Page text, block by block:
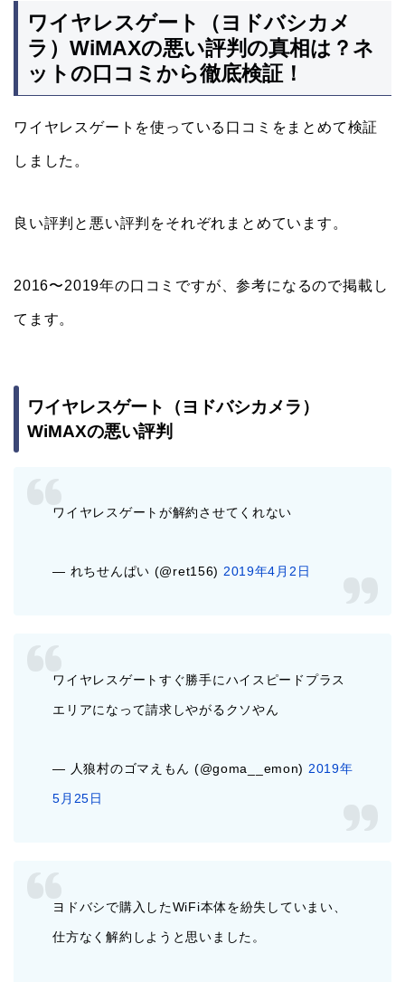
ワイヤレスゲート（ヨドバシカメ
ラ）WiMAXの悪い評判の真相は？ネ
ットの口コミから徹底検証！
ワイヤレスゲートを使っている口コミをまとめて検証
しました。
良い評判と悪い評判をそれぞれまとめています。
2016〜2019年の口コミですが、参考になるので掲載し
てます。
ワイヤレスゲート（ヨドバシカメラ）
WiMAXの悪い評判
ワイヤレスゲートが解約させてくれない
— れちせんぱい (@ret156) 2019年4月2日
ワイヤレスゲートすぐ勝手にハイスピードプラス
エリアになって請求しやがるクソやん
— 人狼村のゴマえもん (@goma__emon) 2019年
5月25日
ヨドバシで購入したWiFi本体を紛失していまい、
仕方なく解約しようと思いました。